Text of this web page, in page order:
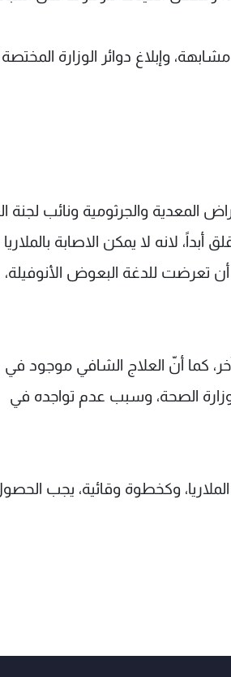
وإبلاغ دوائر الوزارة المختصة
والجرثومية ونائب لجنة
أبداً، لانه لا يمكن الاصابة
أن تعرضت للدغة البعوض
كما أنّ العلاج الشافي موجود في
الصحة، وسبب عدم تواجده في
وكخطوة وقائية، يجب